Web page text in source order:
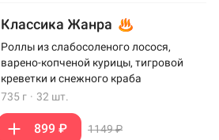
Классика Жанра
Роллы из слабосоленого лосося,
варено-копченой курицы, тигровой
креветки и снежного краба
735 г · 32 шт.
899 ₽ 1149 ₽